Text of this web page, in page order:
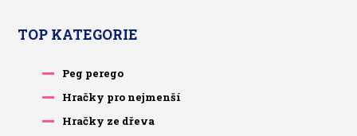
TOP KATEGORIE
Peg perego
Hračky pro nejmenší
Hračky ze dřeva